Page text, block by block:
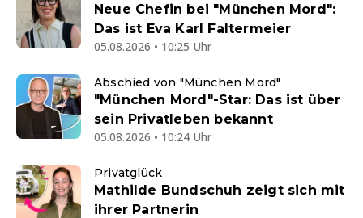
Neue Chefin bei "München Mord":
Das ist Eva Karl Faltermeier
05.08.2026 • 10:25 Uhr
Abschied von "München Mord"
"München Mord"-Star: Das ist über
sein Privatleben bekannt
05.08.2026 • 10:24 Uhr
Privatglück
Mathilde Bundschuh zeigt sich mit
ihrer Partnerin